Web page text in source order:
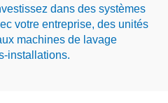
dans des systèmes
votre entreprise, des unités
machines de lavage
installations.